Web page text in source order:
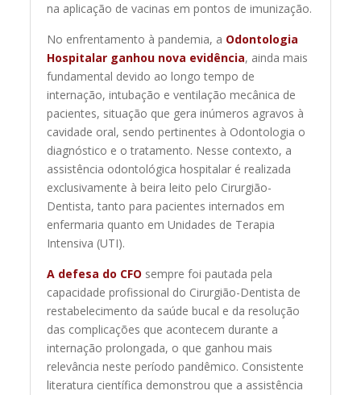
na aplicação de vacinas em pontos de imunização.
No enfrentamento à pandemia, a Odontologia
Hospitalar ganhou nova evidência, ainda mais
fundamental devido ao longo tempo de
internação, intubação e ventilação mecânica de
pacientes, situação que gera inúmeros agravos à
cavidade oral, sendo pertinentes à Odontologia o
diagnóstico e o tratamento. Nesse contexto, a
assistência odontológica hospitalar é realizada
exclusivamente à beira leito pelo Cirurgião-
Dentista, tanto para pacientes internados em
enfermaria quanto em Unidades de Terapia
Intensiva (UTI).
A defesa do CFO sempre foi pautada pela
capacidade profissional do Cirurgião-Dentista de
restabelecimento da saúde bucal e da resolução
das complicações que acontecem durante a
internação prolongada, o que ganhou mais
relevância neste período pandêmico. Consistente
literatura científica demonstrou que a assistência